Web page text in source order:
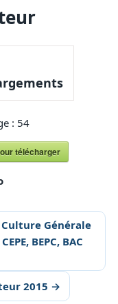
: 54
télécharger
Générale
BEPC, BAC
2015 →